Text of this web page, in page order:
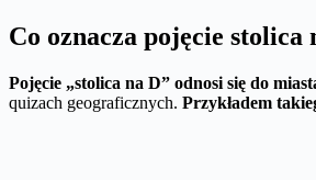
Co oznacza pojęcie stolica
Pojęcie „stolica na D” odnosi się do
quizach geograficznych. Przykładem